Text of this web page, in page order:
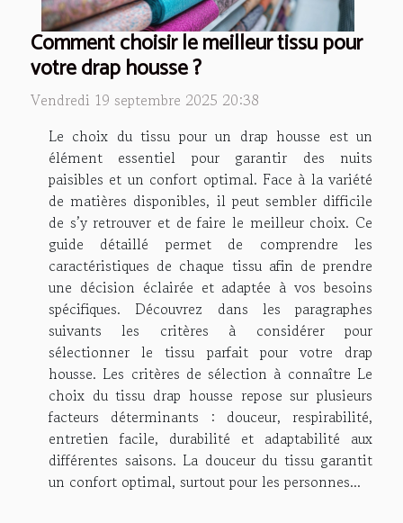
Comment choisir le meilleur tissu pour
votre drap housse ?
Vendredi 19 septembre 2025 20:38
Le choix du tissu pour un drap housse est un
élément essentiel pour garantir des nuits
paisibles et un confort optimal. Face à la variété
de matières disponibles, il peut sembler difficile
de s’y retrouver et de faire le meilleur choix. Ce
guide détaillé permet de comprendre les
caractéristiques de chaque tissu afin de prendre
une décision éclairée et adaptée à vos besoins
spécifiques. Découvrez dans les paragraphes
suivants les critères à considérer pour
sélectionner le tissu parfait pour votre drap
housse. Les critères de sélection à connaître Le
choix du tissu drap housse repose sur plusieurs
facteurs déterminants : douceur, respirabilité,
entretien facile, durabilité et adaptabilité aux
différentes saisons. La douceur du tissu garantit
un confort optimal, surtout pour les personnes...